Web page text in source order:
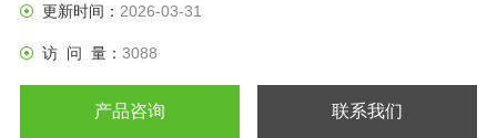
更新时间： 2026-03-31
访 问 量： 3088
产品咨询 联系我们